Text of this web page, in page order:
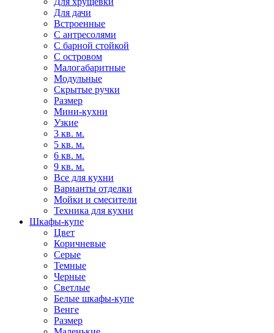
Для дачи
Встроенные
С антресолями
С барной стойкой
С островом
Малогабаритные
Модульные
Скрытые ручки
Размер
Мини-кухни
Узкие
3 кв. м.
5 кв. м.
6 кв. м.
9 кв. м.
Все для кухни
Варианты отделки
Мойки и смесители
Техника для кухни
Шкафы-купе
Цвет
Коричневые
Серые
Темные
Черные
Светлые
Белые шкафы-купе
Венге
Размер